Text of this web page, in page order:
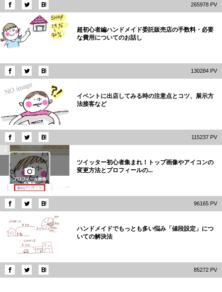
265978 PV
超初心者編ハンドメイド委託販売店の手数料・必要
な費用についてのお話し
130284 PV
イベントに出店してみる時の注意点とコツ、展示方
法接客など
115237 PV
4
ツイッター初心者集まれ！トップ画像やアイコンの
変更方法とプロフィールの...
96165 PV
ハンドメイドでもっとも多い悩み「値段設定」につ
いての解決法
85272 PV